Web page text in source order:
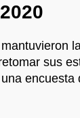
sus
encuesta